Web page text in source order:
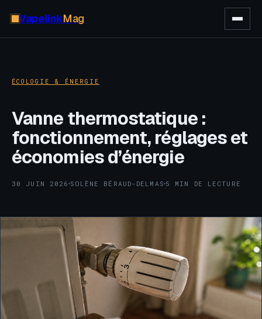
VapelinkMag
ÉCOLOGIE & ÉNERGIE
Vanne thermostatique :
fonctionnement, réglages et
économies d’énergie
30 JUIN 2026·SOLÈNE BÉRAUD-DELMAS ·
5 MIN DE LECTURE